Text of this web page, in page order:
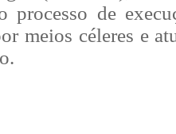
processo de
meios céleres e